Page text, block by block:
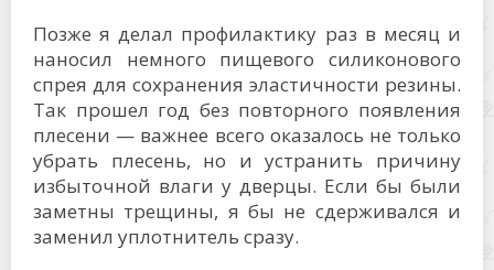
Позже я делал профилактику раз в месяц и
наносил немного пищевого силиконового
спрея для сохранения эластичности резины.
Так прошел год без повторного появления
плесени — важнее всего оказалось не только
убрать плесень, но и устранить причину
избыточной влаги у дверцы. Если бы были
заметны трещины, я бы не сдерживался и
заменил уплотнитель сразу.